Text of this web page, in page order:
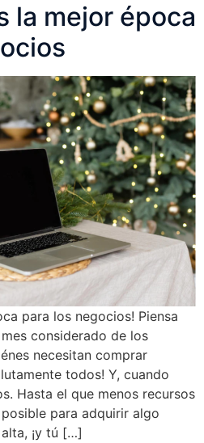
la mejor época
para los negocios! Piensa
considerado de los
necesitan comprar
todos! Y, cuando
Hasta el que menos recursos
para adquirir algo
¡y tú […]